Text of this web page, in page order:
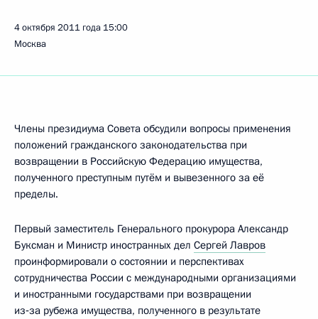
4 октября 2011 года 15:00
Москва
Члены президиума Совета обсудили вопросы применения
положений гражданского законодательства при
возвращении в Российскую Федерацию имущества,
полученного преступным путём и вывезенного за её
пределы.
Первый заместитель Генерального прокурора Александр
Буксман и Министр иностранных дел Сергей Лавров
проинформировали о состоянии и перспективах
сотрудничества России с международными организациями
и иностранными государствами при возвращении
из‑за рубежа имущества, полученного в результате